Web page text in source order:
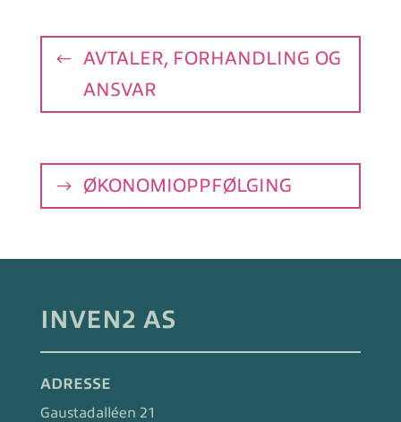
AVTALER, FORHANDLING OG
ANSVAR
ØKONOMIOPPFØLGING
INVEN2 AS
ADRESSE
Gaustadalléen 21